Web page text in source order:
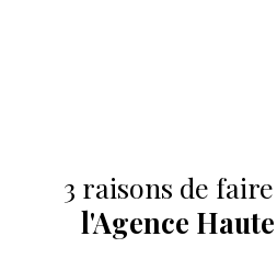
3 raisons de faire
l'Agence